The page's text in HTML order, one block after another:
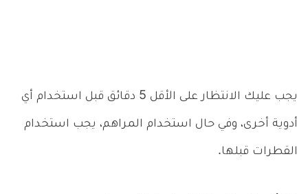
يجب عليك الانتظار على الأقل 5 دقائق قبل استخدام أي
أدوية أخرى، وفي حال استخدام المراهم، يجب استخدام
القطرات قبلها.